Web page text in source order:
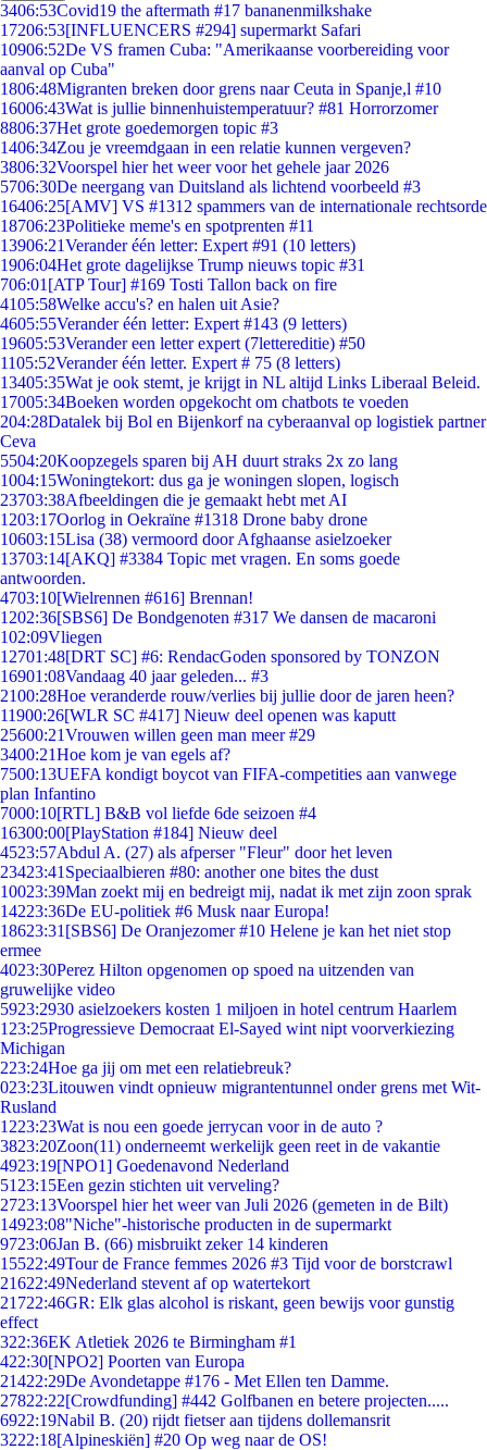
3406:53Covid19 the aftermath #17 bananenmilkshake
17206:53[INFLUENCERS #294] supermarkt Safari
10906:52De VS framen Cuba: "Amerikaanse voorbereiding voor
aanval op Cuba"
1806:48Migranten breken door grens naar Ceuta in Spanje,l #10
16006:43Wat is jullie binnenhuistemperatuur? #81 Horrorzomer
8806:37Het grote goedemorgen topic #3
1406:34Zou je vreemdgaan in een relatie kunnen vergeven?
3806:32Voorspel hier het weer voor het gehele jaar 2026
5706:30De neergang van Duitsland als lichtend voorbeeld #3
16406:25[AMV] VS #1312 spammers van de internationale rechtsorde
18706:23Politieke meme's en spotprenten #11
13906:21Verander één letter: Expert #91 (10 letters)
1906:04Het grote dagelijkse Trump nieuws topic #31
706:01 [ATP Tour] #169 Tosti Tallon back on fire
4105:58Welke accu's? en halen uit Asie?
4605:55Verander één letter: Expert #143 (9 letters)
19605:53Verander een letter expert (7lettereditie) #50
1105:52Verander één letter. Expert # 75 (8 letters)
13405:35Wat je ook stemt, je krijgt in NL altijd Links Liberaal Beleid.
17005:34Boeken worden opgekocht om chatbots te voeden
204:28Datalek bij Bol en Bijenkorf na cyberaanval op logistiek partner
Ceva
5504:20Koopzegels sparen bij AH duurt straks 2x zo lang
1004:15Woningtekort: dus ga je woningen slopen, logisch
23703:38Afbeeldingen die je gemaakt hebt met AI
1203:17Oorlog in Oekraïne #1318 Drone baby drone
10603:15Lisa (38) vermoord door Afghaanse asielzoeker
13703:14[AKQ] #3384 Topic met vragen. En soms goede
antwoorden.
4703:10[Wielrennen #616] Brennan!
1202:36[SBS6] De Bondgenoten #317 We dansen de macaroni
102:09Vliegen
12701:48[DRT SC] #6: RendacGoden sponsored by TONZON
16901:08Vandaag 40 jaar geleden... #3
2100:28Hoe veranderde rouw/verlies bij jullie door de jaren heen?
11900:26[WLR SC #417] Nieuw deel openen was kaputt
25600:21Vrouwen willen geen man meer #29
3400:21Hoe kom je van egels af?
7500:13UEFA kondigt boycot van FIFA-competities aan vanwege
plan Infantino
7000:10[RTL] B&B vol liefde 6de seizoen #4
16300:00[PlayStation #184] Nieuw deel
4523:57Abdul A. (27) als afperser "Fleur" door het leven
23423:41 Speciaalbieren #80: another one bites the dust
10023:39Man zoekt mij en bedreigt mij, nadat ik met zijn zoon sprak
14223:36De EU-politiek #6 Musk naar Europa!
18623:31 [SBS6] De Oranjezomer #10 Helene je kan het niet stop
ermee
4023:30Perez Hilton opgenomen op spoed na uitzenden van
gruwelijke video
5923:2930 asielzoekers kosten 1 miljoen in hotel centrum Haarlem
1 23:25Progressieve Democraat El-Sayed wint nipt voorverkiezing
Michigan
223:24Hoe ga jij om met een relatiebreuk?
023:23Litouwen vindt opnieuw migrantentunnel onder grens met Wit-
Rusland
1223:23Wat is nou een goede jerrycan voor in de auto ?
3823:20Zoon(11) onderneemt werkelijk geen reet in de vakantie
4923:19[NPO1] Goedenavond Nederland
51 23:15Een gezin stichten uit verveling?
2723:13Voorspel hier het weer van Juli 2026 (gemeten in de Bilt)
14923:08"Niche"-historische producten in de supermarkt
9723:06Jan B. (66) misbruikt zeker 14 kinderen
15522:49Tour de France femmes 2026 #3 Tijd voor de borstcrawl
21622:49Nederland stevent af op watertekort
21722:46GR: Elk glas alcohol is riskant, geen bewijs voor gunstig
effect
322:36EK Atletiek 2026 te Birmingham #1
422:30[NPO2] Poorten van Europa
21422:29De Avondetappe #176 - Met Ellen ten Damme.
27822:22[Crowdfunding] #442 Golfbanen en betere projecten.....
6922:19Nabil B. (20) rijdt fietser aan tijdens dollemansrit
3222:18[Alpineskiën] #20 Op weg naar de OS!